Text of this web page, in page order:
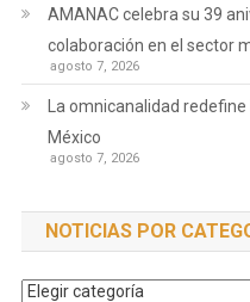
AMANAC celebra su 39
colaboración en el sector
agosto 7, 2026
La omnicanalidad
México
agosto 7, 2026
NOTICIAS POR
Noticias